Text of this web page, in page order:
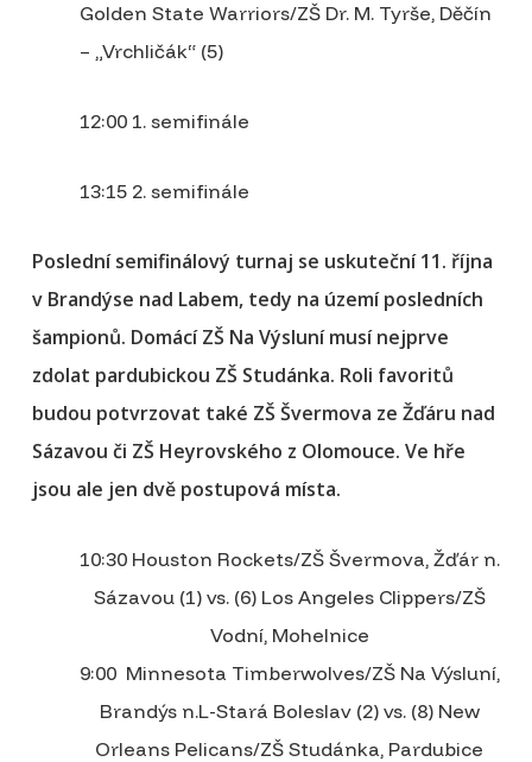
Golden State Warriors/ZŠ Dr. M. Tyrše, Děčín
– „Vrchličák“ (5)
12:00 1. semifinále
13:15 2. semifinále
Poslední semifinálový turnaj se uskuteční 11. října
v Brandýse nad Labem, tedy na území posledních
šampionů. Domácí ZŠ Na Výsluní musí nejprve
zdolat pardubickou ZŠ Studánka. Roli favoritů
budou potvrzovat také ZŠ Švermova ze Žďáru nad
Sázavou či ZŠ Heyrovského z Olomouce. Ve hře
jsou ale jen dvě postupová místa.
10:30 Houston Rockets/ZŠ Švermova, Žďár n.
Sázavou (1) vs. (6) Los Angeles Clippers/ZŠ
Vodní, Mohelnice
9:00 Minnesota Timberwolves/ZŠ Na Výsluní,
Brandýs n.L-Stará Boleslav (2) vs. (8) New
Orleans Pelicans/ZŠ Studánka, Pardubice